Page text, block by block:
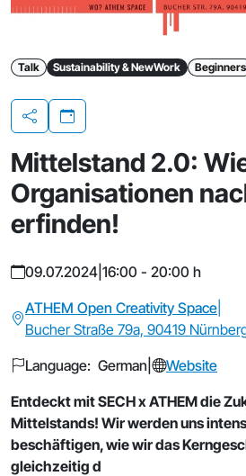
Talk Sustainability & NewWork Beginners
Share
Mittelstand 2.0:
Organisationen
erfinden!
09.07.2024 16:00 - 20:00 h
ATHEM Open Creativity Space
Bucher Straße 79a, 90419
Language: German
Website
Entdeckt mit SECH x ATHEM die
Mittelstands! Wir werden uns
beschäftigen, wie wir das
gleichzeitig d